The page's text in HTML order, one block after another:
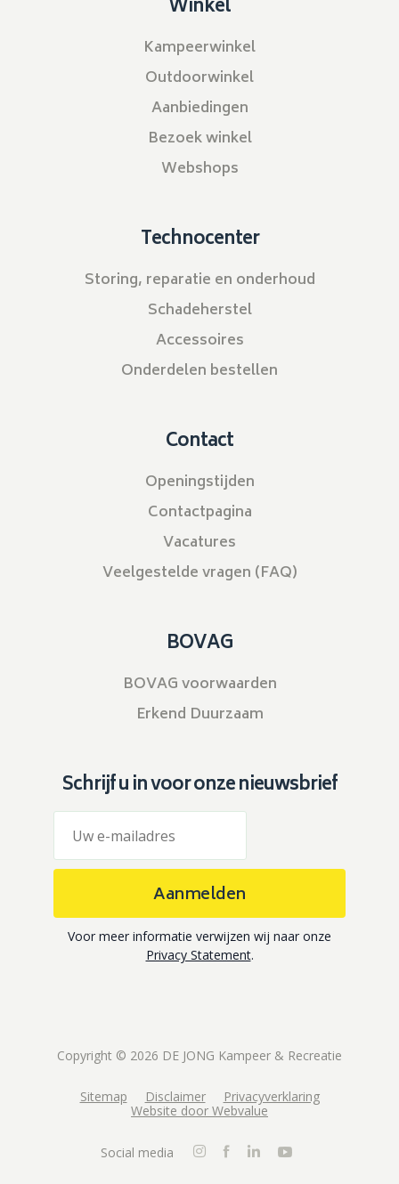
Winkel
Kampeerwinkel
Outdoorwinkel
Aanbiedingen
Bezoek winkel
Webshops
Technocenter
Storing, reparatie en onderhoud
Schadeherstel
Accessoires
Onderdelen bestellen
Contact
Openingstijden
Contactpagina
Vacatures
Veelgestelde vragen (FAQ)
BOVAG
BOVAG voorwaarden
Erkend Duurzaam
Schrijf u in voor onze nieuwsbrief
Aanmelden
Voor meer informatie verwijzen wij naar onze
Privacy Statement.
Copyright © 2026 DE JONG Kampeer & Recreatie
Sitemap Disclaimer
Privacyverklaring
Website door Webvalue
Social media